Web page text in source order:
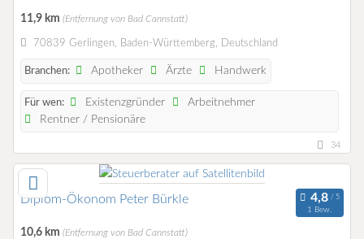
11,9 km (Entfernung von Bad Cannstatt)
70839 Gerlingen, Baden-Württemberg, Deutschland
Branchen: Apotheker Ärzte Handwerk
Für wen: Existenzgründer
Arbeitnehmer
Rentner / Pensionäre
34
Diplom-Ökonom Peter Bürkle
1 Bew.
10,6 km (Entfernung von Bad Cannstatt)